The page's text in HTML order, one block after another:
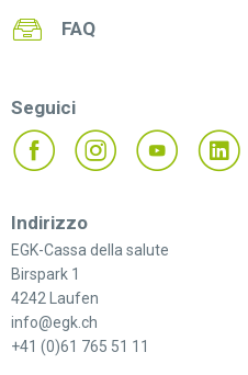
FAQ
Seguici
Indirizzo
EGK-Cassa della salute
Birspark 1
4242 Laufen
info@egk.ch
+41 (0)61 765 51 11